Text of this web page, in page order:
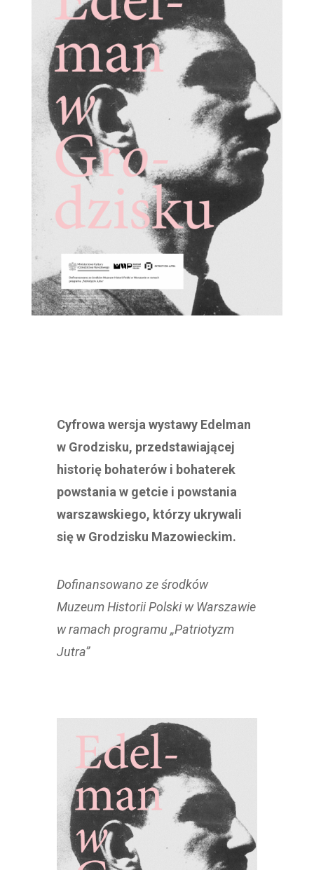
Cyfrowa wersja wystawy Edelman
w Grodzisku, przedstawiającej
historię bohaterów i bohaterek
powstania w getcie i powstania
warszawskiego, którzy ukrywali
się w Grodzisku Mazowieckim.
Dofinansowano ze środków
Muzeum Historii Polski w Warszawie
w ramach programu „Patriotyzm
Jutra”